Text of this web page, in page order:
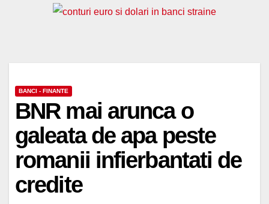
BANCI - FINANTE
BNR mai arunca o
galeata de apa peste
romanii infierbantati de
credite